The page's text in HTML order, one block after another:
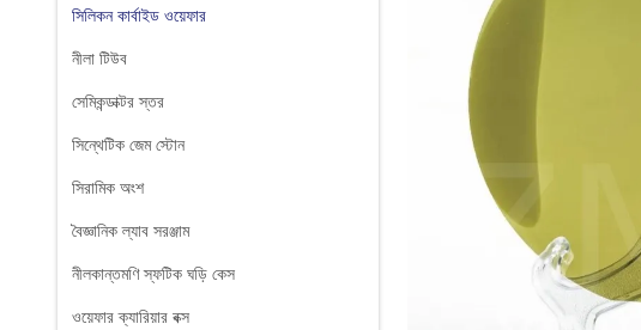
সিলিকন কার্বাইড ওয়েফার
নীলা টিউব
সেমিকন্ডাক্টর স্তর
সিন্থেটিক জেম স্টোন
সিরামিক অংশ
বৈজ্ঞানিক ল্যাব সরঞ্জাম
নীলকান্তমণি স্ফটিক ঘড়ি কেস
ওয়েফার ক্যারিয়ার বক্স